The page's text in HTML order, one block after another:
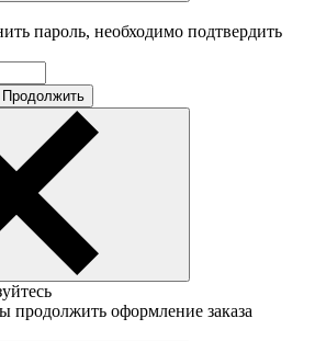
пароль, необходимо подтвердить
Продолжить
продолжить оформление заказа